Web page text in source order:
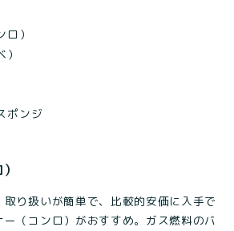
）
ポンジ
り扱いが簡単で、比較的安価に入手で
（コンロ）がおすすめ。ガス燃料のバ